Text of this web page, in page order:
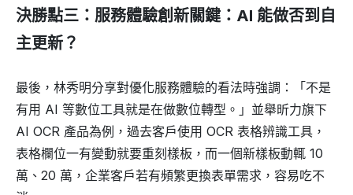
決勝點三：服務體驗創新關鍵：AI 能做否到自
主更新？
最後，林秀明分享對優化服務體驗的看法時強調：「不是
有用 AI 等數位工具就是在做數位轉型。」並舉昕力旗下
AI OCR 產品為例，過去客戶使用 OCR 表格辨識工具，
表格欄位一有變動就要重刻樣板，而一個新樣板動輒 10
萬、20 萬，企業客戶若有頻繁更換表單需求，容易吃不